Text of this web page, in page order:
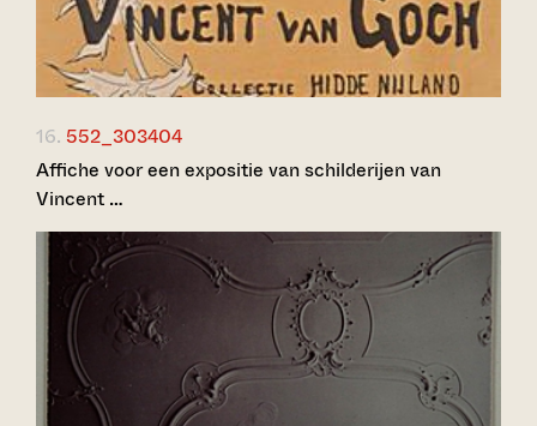
16. 552_303404
Affiche voor een expositie van schilderijen van
Vincent …